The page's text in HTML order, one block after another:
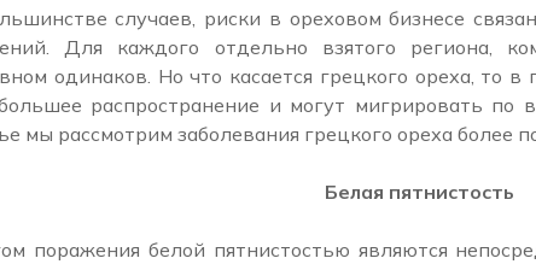
случаев, риски в ореховом бизнесе
Для каждого отдельно взятого региона,
одинаков. Но что касается грецкого ореха, то
распространение и могут мигрировать по
мы рассмотрим заболевания грецкого ореха более
Белая пятнистость
поражения белой пятнистостью являются